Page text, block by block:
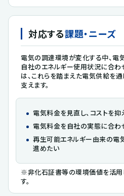
対応する課題・ニーズ
電気の調達環境が変化する中、電
自社のエネルギー使用状況に合わ
は、これらを踏まえた電気供給を
支えます。
電気料金を見直し、コストを抑
電気料金を自社の実態に合わ
再生可能エネルギー由来の電
進めたい
※非化石証書等の環境価値を活用
す。